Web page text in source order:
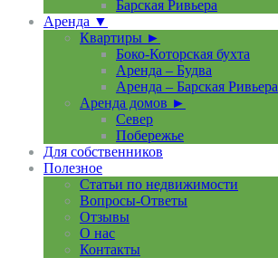
Барская Ривьера
Аренда ▼
Квартиры ►
Боко-Которская бухта
Аренда – Будва
Аренда – Барская Ривьера
Аренда домов ►
Север
Побережье
Для собственников
Полезное
Статьи по недвижимости
Вопросы-Ответы
Отзывы
О нас
Контакты